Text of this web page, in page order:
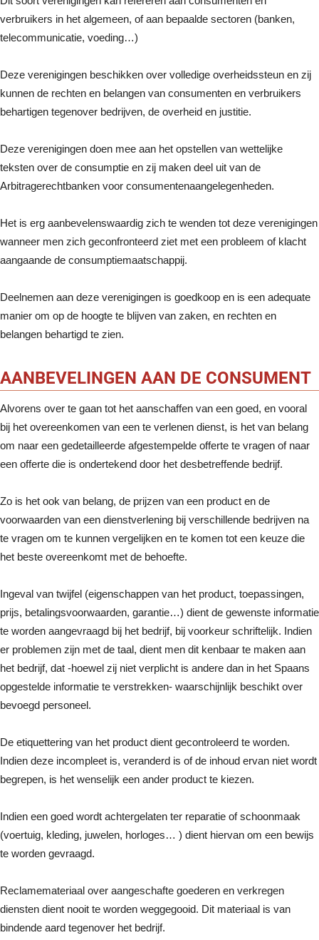
verbruikers in het algemeen, of aan bepaalde sectoren (banken,
telecommunicatie, voeding…)
Deze verenigingen beschikken over volledige overheidssteun en zij
kunnen de rechten en belangen van consumenten en verbruikers
behartigen tegenover bedrijven, de overheid en justitie.
Deze verenigingen doen mee aan het opstellen van wettelijke
teksten over de consumptie en zij maken deel uit van de
Arbitragerechtbanken voor consumentenaangelegenheden.
Het is erg aanbevelenswaardig zich te wenden tot deze verenigingen
wanneer men zich geconfronteerd ziet met een probleem of klacht
aangaande de consumptiemaatschappij.
Deelnemen aan deze verenigingen is goedkoop en is een adequate
manier om op de hoogte te blijven van zaken, en rechten en
belangen behartigd te zien.
AANBEVELINGEN AAN DE CONSUMENT
Alvorens over te gaan tot het aanschaffen van een goed, en vooral
bij het overeenkomen van een te verlenen dienst, is het van belang
om naar een gedetailleerde afgestempelde offerte te vragen of naar
een offerte die is ondertekend door het desbetreffende bedrijf.
Zo is het ook van belang, de prijzen van een product en de
voorwaarden van een dienstverlening bij verschillende bedrijven na
te vragen om te kunnen vergelijken en te komen tot een keuze die
het beste overeenkomt met de behoefte.
Ingeval van twijfel (eigenschappen van het product, toepassingen,
prijs, betalingsvoorwaarden, garantie…) dient de gewenste informatie
te worden aangevraagd bij het bedrijf, bij voorkeur schriftelijk. Indien
er problemen zijn met de taal, dient men dit kenbaar te maken aan
het bedrijf, dat -hoewel zij niet verplicht is andere dan in het Spaans
opgestelde informatie te verstrekken- waarschijnlijk beschikt over
bevoegd personeel.
De etiquettering van het product dient gecontroleerd te worden.
Indien deze incompleet is, veranderd is of de inhoud ervan niet wordt
begrepen, is het wenselijk een ander product te kiezen.
Indien een goed wordt achtergelaten ter reparatie of schoonmaak
(voertuig, kleding, juwelen, horloges… ) dient hiervan om een bewijs
te worden gevraagd.
Reclamemateriaal over aangeschafte goederen en verkregen
diensten dient nooit te worden weggegooid. Dit materiaal is van
bindende aard tegenover het bedrijf.